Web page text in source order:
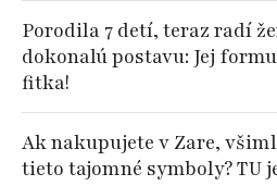
Porodila 7 detí, teraz radí
dokonalú postavu: Jej
fitka!
Ak nakupujete v Zare,
tieto tajomné symboly? TU